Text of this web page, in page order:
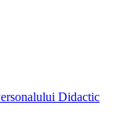
Didactic